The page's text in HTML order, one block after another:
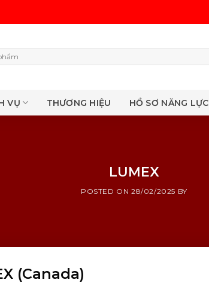
VỤ THƯƠNG HIỆU HỒ SƠ NĂNG LỰC
LUMEX
POSTED ON28/02/2025 BY
(Canada)